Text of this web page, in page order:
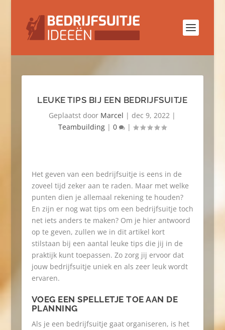
LEUKE TIPS BIJ EEN BEDRIJFSUITJE
Geplaatst door Marcel | dec 9, 2022 |
Teambuilding |0 |
Het geven van een bedrijfsuitje is eens in de
zoveel tijd zeker aan te raden. Maar met welke
punten dien je allemaal rekening te houden?
En zijn er nog wat tips om een bedrijfsuitje toch
net iets anders te maken? Om je hier antwoord
op te geven, zullen we in dit artikel kort
stilstaan bij een aantal leuke tips die jij in de
praktijk kunt toepassen. Zo zorg jij ervoor dat
jouw bedrijfsuitje uniek en als zeer leuk wordt
ervaren.
VOEG EEN SPELLETJE TOE AAN DE
PLANNING
Als je een bedrijfsuitje gaat organiseren, is het